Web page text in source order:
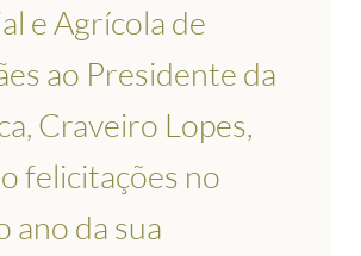
e Agrícola de
ao Presidente da
Craveiro Lopes,
felicitações no
ano da sua